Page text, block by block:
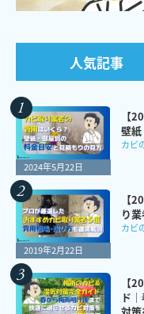
人気記事
2024年5月22日
【
壁
カビ
2019年2月22日
【
り
カビ
【
ド